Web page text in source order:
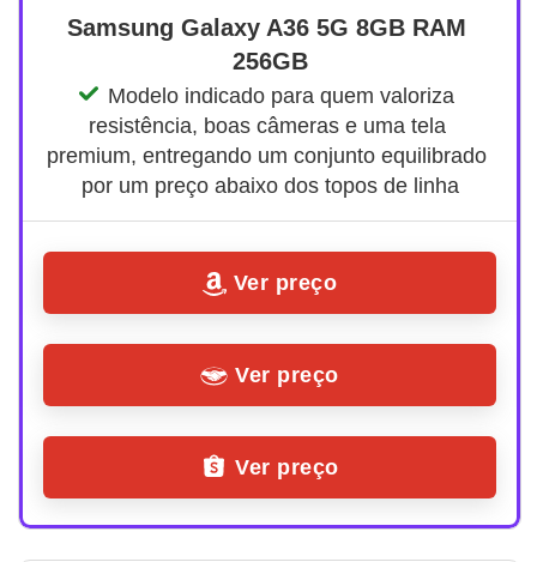
Samsung Galaxy A36 5G 8GB RAM
256GB
Modelo indicado para quem valoriza
resistência, boas câmeras e uma tela
premium, entregando um conjunto equilibrado
por um preço abaixo dos topos de linha
Ver preço
Ver preço
Ver preço